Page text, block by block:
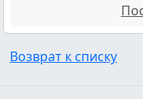
Возврат к списку